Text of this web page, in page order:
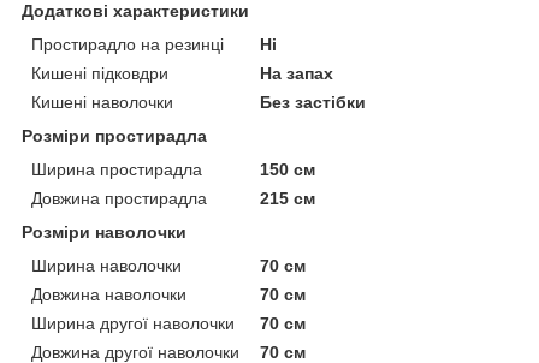
Додаткові характеристики
Простирадло на резинці
Ні
Кишені підковдри
На запах
Кишені наволочки
Без застібки
Розміри простирадла
Ширина простирадла
150 см
Довжина простирадла
215 см
Розміри наволочки
Ширина наволочки
70 см
Довжина наволочки
70 см
Ширина другої наволочки
70 см
Довжина другої наволочки
70 см